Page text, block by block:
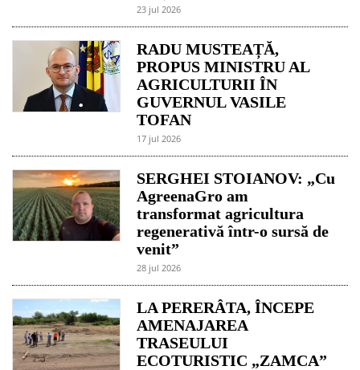
23 jul 2026
RADU MUSTEAȚĂ,
PROPUS MINISTRU AL
AGRICULTURII ÎN
GUVERNUL VASILE
TOFAN
17 jul 2026
SERGHEI STOIANOV: „Cu
AgreenaGro am
transformat agricultura
regenerativă într-o sursă de
venit”
28 jul 2026
LA PERERÂTA, ÎNCEPE
AMENAJAREA
TRASEULUI
ECOTURISTIC „ZAMCA”